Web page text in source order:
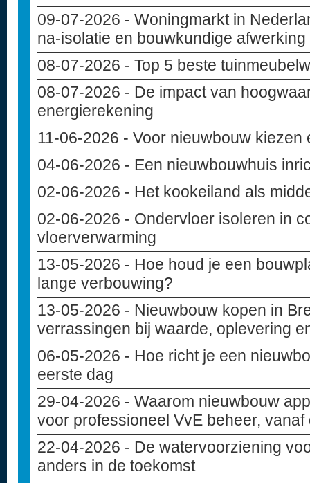
09-07-2026 - Woningmarkt in
na-isolatie en bouwkundige afwerking
08-07-2026 - Top 5 beste
08-07-2026 - De impact van
energierekening
11-06-2026 - Voor nieuwbouw
04-06-2026 - Een nieuwbouwhuis
02-06-2026 - Het kookeiland als
02-06-2026 - Ondervloer isoleren in
vloerverwarming
13-05-2026 - Hoe houd je een
lange verbouwing?
13-05-2026 - Nieuwbouw kopen in
verrassingen bij waarde, oplevering
06-05-2026 - Hoe richt je een
eerste dag
29-04-2026 - Waarom nieuwbouw
voor professioneel VvE beheer, vanaf
22-04-2026 - De watervoorziening
anders in de toekomst